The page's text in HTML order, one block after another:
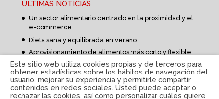
ÚLTIMAS NOTÍCIAS
Un sector alimentario centrado en la proximidad y el
e-commerce
Dieta sana y equilibrada en verano
Aprovisionamiento de alimentos más corto y flexible
Este sitio web utiliza cookies propias y de terceros para
obtener estadísticas sobre los hábitos de navegación del
usuario, mejorar su experiencia y permitirle compartir
contenidos en redes sociales. Usted puede aceptar o
rechazar las cookies, así como personalizar cuáles quiere